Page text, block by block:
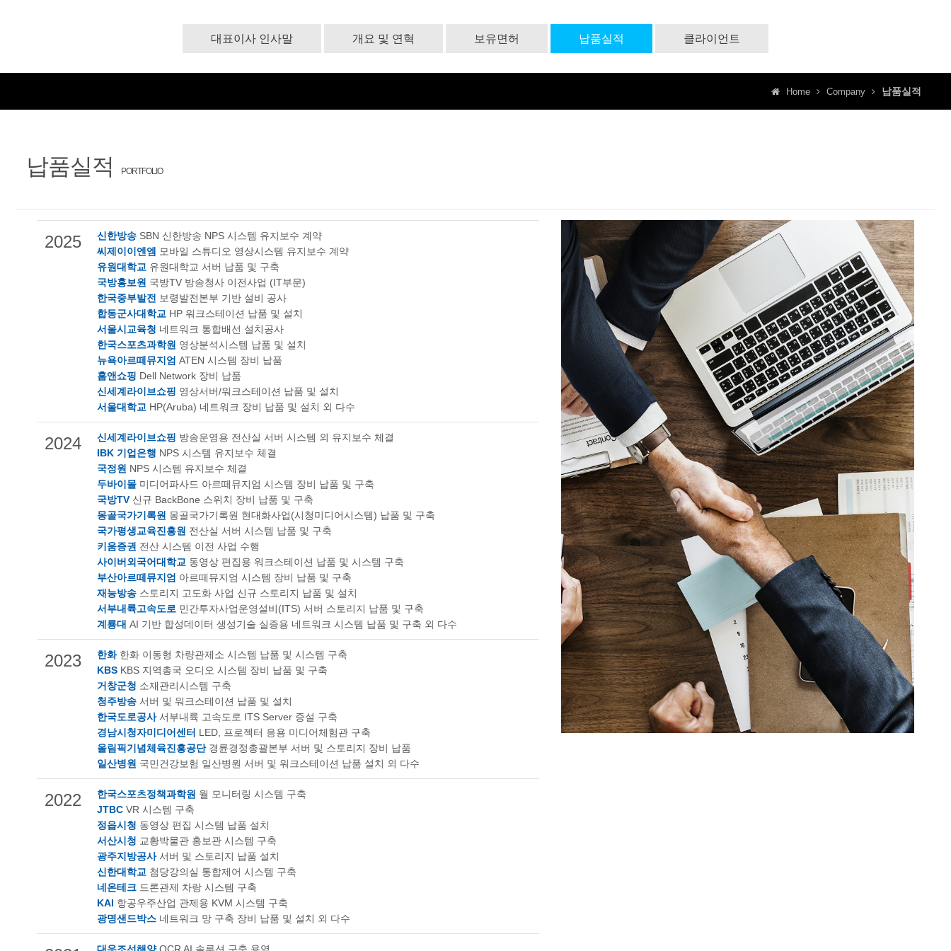
대표이사 인사말 개요 및 연혁 보유면허 납품실적 클라이언트
Home Company 납품실적
납품실적 PORTFOLIO
2025 신한방송SBN 신한방송 NPS 시스템 유지보수 계약
씨제이이엔엠 모바일 스튜디오 영상시스템 유지보수 계약
유원대학교 유원대학교 서버 납품 및 구축
국방홍보원 국방TV 방송청사 이전사업 (IT부문)
한국중부발전 보령발전본부 기반 설비 공사
합동군사대학교 HP 워크스테이션 납품 및 설치
서울시교육청 네트워크 통합배선 설치공사
한국스포츠과학원 영상분석시스템 납품 및 설치
뉴욕아르떼뮤지엄 ATEN 시스템 장비 납품
홈앤쇼핑 Dell Network 장비 납품
신세계라이브쇼핑 영상서버/워크스테이션 납품 및 설치
서울대학교 HP(Aruba) 네트워크 장비 납품 및 설치 외 다수
2024 신세계라이브쇼핑 방송운영용 전산실 서버 시스템 외 유지보수 체결
IBK 기업은행 NPS 시스템 유지보수 체결
국정원 NPS 시스템 유지보수 체결
두바이몰미디어파사드 아르떼뮤지엄 시스템 장비 납품 및 구축
국방TV신규 BackBone 스위치 장비 납품 및 구축
몽골국가기록원 몽골국가기록원 현대화사업(시청미디어시스템) 납품 및 구축
국가평생교육진흥원 전산실 서버 시스템 납품 및 구축
키움증권 전산 시스템 이전 사업 수행
사이버외국어대학교 동영상 편집용 워크스테이션 납품 및 시스템 구축
부산아르떼뮤지엄 아르떼뮤지엄 시스템 장비 납품 및 구축
재능방송스토리지 고도화 사업 신규 스토리지 납품 및 설치
서부내륙고속도로 민간투자사업운영설비(ITS) 서버 스토리지 납품 및 구축
계룡대 AI 기반 합성데이터 생성기술 실증용 네트워크 시스템 납품 및 구축 외 다수
2023 한화한화 이동형 차량관제소 시스템 납품 및 시스템 구축
KBSKBS 지역총국 오디오 시스템 장비 납품 및 구축
거창군청 소재관리시스템 구축
청주방송서버 및 워크스테이션 납품 및 설치
한국도로공사서부내륙 고속도로 ITS Server 증설 구축
경남시청자미디어센터 LED, 프로젝터 응용 미디어체험관 구축
올림픽기념체육진흥공단경륜경정총괄본부 서버 및 스토리지 장비 납품
일산병원 국민건강보험 일산병원 서버 및 워크스테이션 납품 설치 외 다수
2022 한국스포츠정책과학원 월 모니터링 시스템 구축
JTBCVR 시스템 구축
정읍시청 동영상 편집 시스템 납품 설치
서산시청 교황박물관 홍보관 시스템 구축
광주지방공사서버 및 스토리지 납품 설치
신한대학교 첨당강의실 통합제어 시스템 구축
네온테크드론관제 차랑 시스템 구축
KAI 항공우주산업 관제용 KVM 시스템 구축
광명샌드박스 네트워크 망 구축 장비 납품 및 설치 외 다수